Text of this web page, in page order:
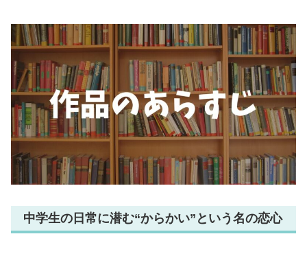
中学生の日常に潜む“からかい”という名の恋心